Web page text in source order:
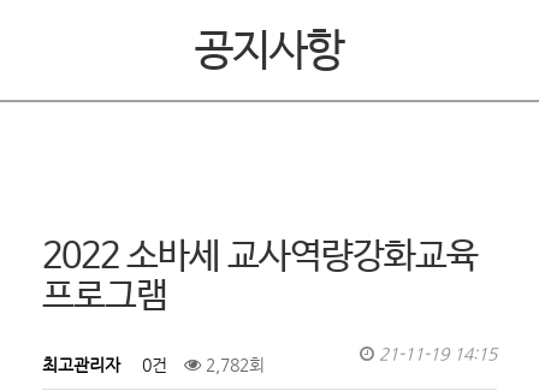
공지사항
2022 소바세 교사역량강화교육
프로그램
최고관리자 0건 2,782회
21-11-19 14:15